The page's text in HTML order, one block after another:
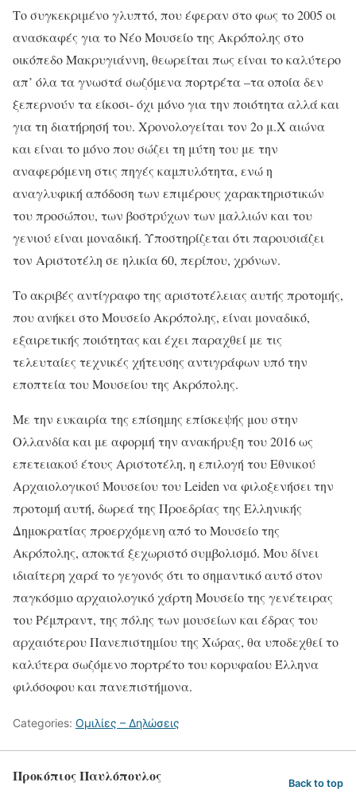
Το συγκεκριμένο γλυπτό, που έφεραν στο φως το 2005 οι
ανασκαφές για το Νέο Μουσείο της Ακρόπολης στο
οικόπεδο Μακρυγιάννη, θεωρείται πως είναι το καλύτερο
απ’ όλα τα γνωστά σωζόμενα πορτρέτα –τα οποία δεν
ξεπερνούν τα είκοσι- όχι μόνο για την ποιότητα αλλά και
για τη διατήρησή του. Χρονολογείται τον 2ο μ.Χ αιώνα
και είναι το μόνο που σώζει τη μύτη του με την
αναφερόμενη στις πηγές καμπυλότητα, ενώ η
αναγλυφική απόδοση των επιμέρους χαρακτηριστικών
του προσώπου, των βοστρύχων των μαλλιών και του
γενιού είναι μοναδική. Υποστηρίζεται ότι παρουσιάζει
τον Αριστοτέλη σε ηλικία 60, περίπου, χρόνων.
Το ακριβές αντίγραφο της αριστοτέλειας αυτής προτομής,
που ανήκει στο Μουσείο Ακρόπολης, είναι μοναδικό,
εξαιρετικής ποιότητας και έχει παραχθεί με τις
τελευταίες τεχνικές χήτευσης αντιγράφων υπό την
εποπτεία του Μουσείου της Ακρόπολης.
Με την ευκαιρία της επίσημης επίσκεψής μου στην
Ολλανδία και με αφορμή την ανακήρυξη του 2016 ως
επετειακού έτους Αριστοτέλη, η επιλογή του Εθνικού
Αρχαιολογικού Μουσείου του Leiden να φιλοξενήσει την
προτομή αυτή, δωρεά της Προεδρίας της Ελληνικής
Δημοκρατίας προερχόμενη από το Μουσείο της
Ακρόπολης, αποκτά ξεχωριστό συμβολισμό. Μου δίνει
ιδιαίτερη χαρά το γεγονός ότι το σημαντικό αυτό στον
παγκόσμιο αρχαιολογικό χάρτη Μουσείο της γενέτειρας
του Ρέμπραντ, της πόλης των μουσείων και έδρας του
αρχαιότερου Πανεπιστημίου της Χώρας, θα υποδεχθεί το
καλύτερα σωζόμενο πορτρέτο του κορυφαίου Έλληνα
φιλόσοφου και πανεπιστήμονα.
Categories: Ομιλίες – Δηλώσεις
Προκόπιος Παυλόπουλος Back to top